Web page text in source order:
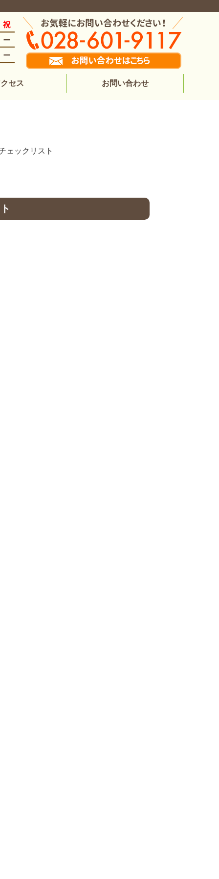
セス お問い合わせ
ェックリスト